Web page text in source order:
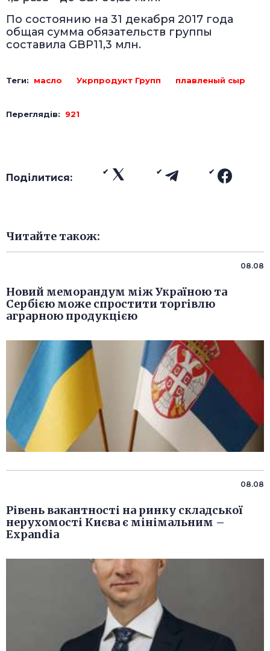
По состоянию на 31 декабря 2017 года
общая сумма обязательств группы
составила GBP11,3 млн.
Теги: масло Укрпродукт Групп плавленый сыр
Переглядів: 921
Поділитися:
Читайте також:
08.08
Новий меморандум між Україною та
Сербією може спростити торгівлю
аграрною продукцією
08.08
Рівень вакантності на ринку складської
нерухомості Києва є мінімальним –
Expandia